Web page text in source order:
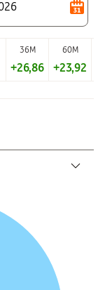
36M 60M
+26,86 +23,92